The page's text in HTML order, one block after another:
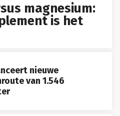
magnesium:
is het
nieuwe
van 1.546